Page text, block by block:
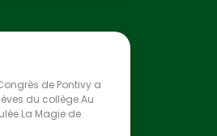
de Pontivy a
du collège.Au
La Magie de